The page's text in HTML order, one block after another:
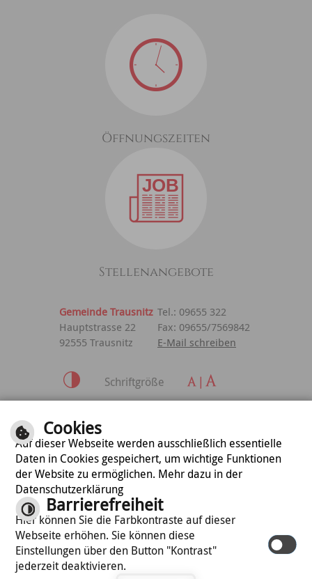
Öffnungszeiten
Stellenangebote
Gemeinde Trausnitz Tel.: 09655 322
Hauptstrasse 22
Fax: 09655/7569842
92555 Trausnitz
E-Mail schreiben
Schriftgröße
Datenschutzerklärung
optimiert für
mobile Endgeräte
©cm city media GmbH
Cookies
Auf dieser Webseite werden ausschließlich essentielle
Daten in Cookies gespeichert, um wichtige Funktionen
der Website zu ermöglichen. Mehr dazu in der
Datenschutzerklärung
Barrierefreiheit
Hier können Sie die Farbkontraste auf dieser
Webseite erhöhen. Sie können diese
Einstellungen über den Button "Kontrast"
jederzeit deaktivieren.